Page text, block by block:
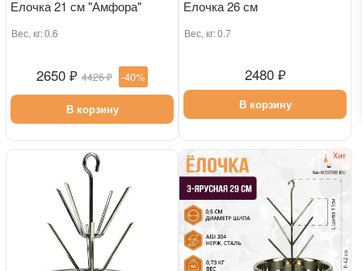
Елочка 21 см "Амфора"
Вес, кг:0.6
2650 ₽ 4426 ₽ -40%
В корзину
Елочка 26 см
Вес, кг:0.7
2480 ₽
В корзину